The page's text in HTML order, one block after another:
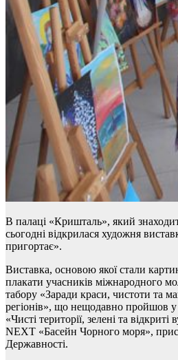
В палаці «Кришталь», який
сьогодні відкрилася художня
пригортає».
Виставка, основою якої стали
плакати учасників міжнародного
табору «Заради краси, чистоти та
регіонів», що нещодавно пройшов у
«Чисті території, зелені та
NEXT «Басейн Чорного моря»,
Державності.